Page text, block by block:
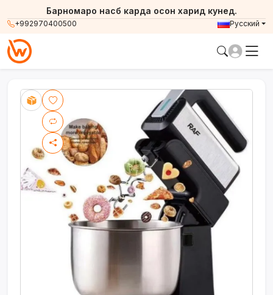
+992970400500
Барномаро насб карда осон харид кунед.
Русский